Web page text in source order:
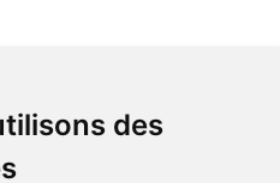
des
votre commande à Amiens
ou recevez-là rapidement